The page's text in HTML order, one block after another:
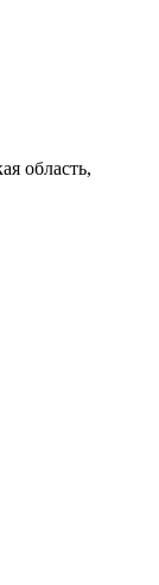
область,